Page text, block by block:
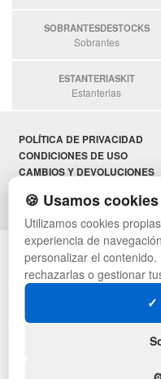
SOBRANTESDESTOCKS
Sobrantes
ESTANTERIASKIT
Estanterias
POLÍTICA DE PRIVACIDAD
CONDICIONES DE USO
CAMBIOS Y DEVOLUCIONES
QUIENES SOMOS
©
🍪 Usamos cookies
Utilizamos cookies
experiencia de
personalizar el
rechazarlas o gestionar
✓